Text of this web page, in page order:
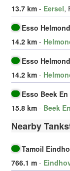
13.7 km - Eersel,
Esso Helmond
14.2 km -
Esso Helmond
14.2 km -
Esso Beek
15.8 km - Beek
Nearby
Tamoil
766.1 m -